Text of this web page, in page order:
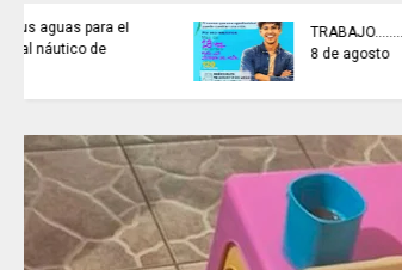
ARTISTAS CON ADRENALINA //
Elio Roca / Te necesito tanto
amor te necesito